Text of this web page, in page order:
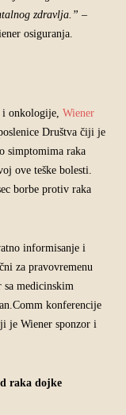
zdravlja.” –
osiguranja.
onkologije, Wiener
Društva čiji je
simptomima raka
ove teške bolesti.
borbe protiv raka
informisanje i
za pravovremenu
medicinskim
konferencije
je Wiener sponzor i
raka dojke